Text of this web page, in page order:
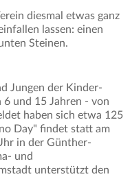
diesmal etwas ganz
lassen: einen
Steinen.
Jungen der Kinder-
6 und 15 Jahren - von
haben sich etwa 125
Day" findet statt am
in der Günther-
und
unterstützt den